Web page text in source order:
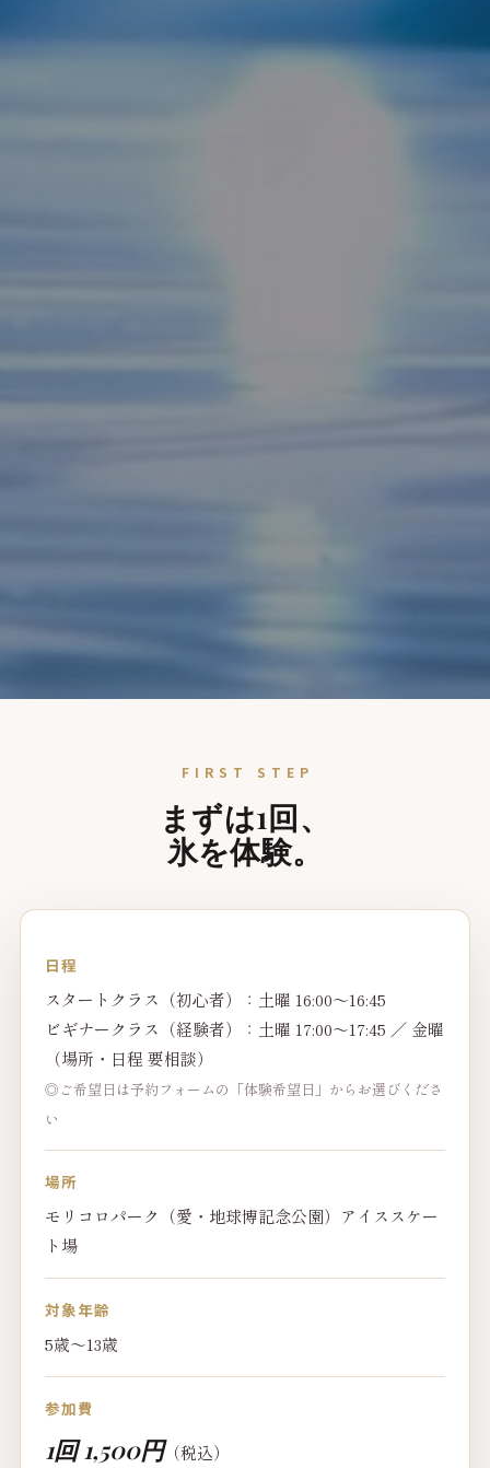
FIRST STEP
まずは1回、
氷を体験。
日程
スタートクラス（初心者）：土曜 16:00〜16:45
ビギナークラス（経験者）：土曜 17:00〜17:45 ／ 金曜
（場所・日程 要相談）
◎ご希望日は予約フォームの「体験希望日」からお選びくださ
い
場所
モリコロパーク（愛・地球博記念公園）アイススケー
ト場
対象年齢
5歳〜13歳
参加費
1回 1,500円（税込）